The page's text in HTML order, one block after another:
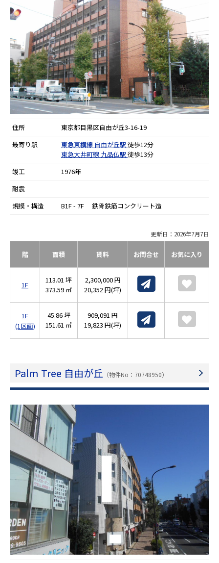
住所
東京都目黒区自由が丘3-16-19
最寄り駅
東急東横線 自由が丘駅 徒歩12分
東急大井町線 九品仏駅 徒歩13分
竣工
1976年
耐震
規模・構造
B1F - 7F 鉄骨鉄筋コンクリート造
更新日：2026年7月7日
階 面積 賃料 お問合せ お気に入り
1F
113.01 坪
373.59 ㎡
2,300,000 円
20,352 円(坪)
1F
(1区画)
45.86 坪
151.61 ㎡
909,091 円
19,823 円(坪)
Palm Tree 自由が丘 （物件No：70748950）